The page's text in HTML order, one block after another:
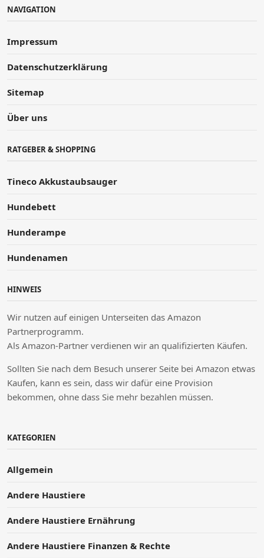
NAVIGATION
Impressum
Datenschutzerklärung
Sitemap
Über uns
RATGEBER & SHOPPING
Tineco Akkustaubsauger
Hundebett
Hunderampe
Hundenamen
HINWEIS
Wir nutzen auf einigen Unterseiten das Amazon
Partnerprogramm.
Als Amazon-Partner verdienen wir an qualifizierten Käufen.
Sollten Sie nach dem Besuch unserer Seite bei Amazon etwas
Kaufen, kann es sein, dass wir dafür eine Provision
bekommen, ohne dass Sie mehr bezahlen müssen.
KATEGORIEN
Allgemein
Andere Haustiere
Andere Haustiere Ernährung
Andere Haustiere Finanzen & Rechte